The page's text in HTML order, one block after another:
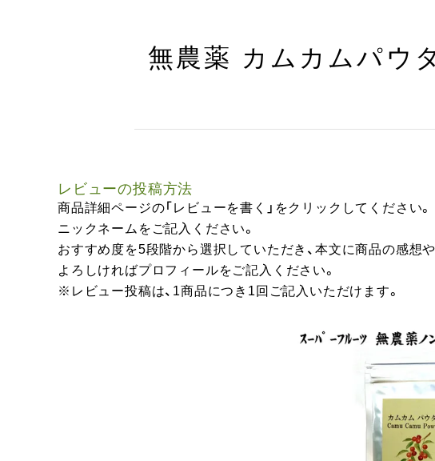
無農薬 カムカムパウ
レビューの投稿方法
商品詳細ページの「レビューを書く」をクリックしてください。
ニックネームをご記入ください。
おすすめ度を5段階から選択していただき、本文に商品の感想
よろしければプロフィールをご記入ください。
※レビュー投稿は、1商品につき1回ご記入いただけます。